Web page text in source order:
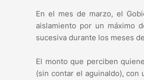
En el mes de marzo, el
aislamiento por un máximo
sucesiva durante los meses
El monto que perciben
(sin contar el aguinaldo),